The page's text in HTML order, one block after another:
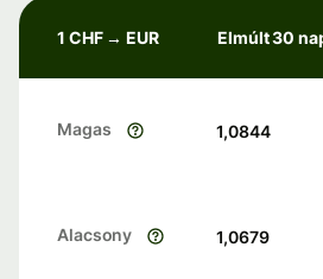
1 CHF → EUR Elmúlt 30
Magas 1,0844
Alacsony 1,0679